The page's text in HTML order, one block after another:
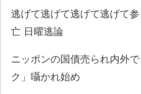
逃げて逃げて逃げて逃げて
亡 日曜逃論
ニッポンの国債売られ内外
ク」囁かれ始め